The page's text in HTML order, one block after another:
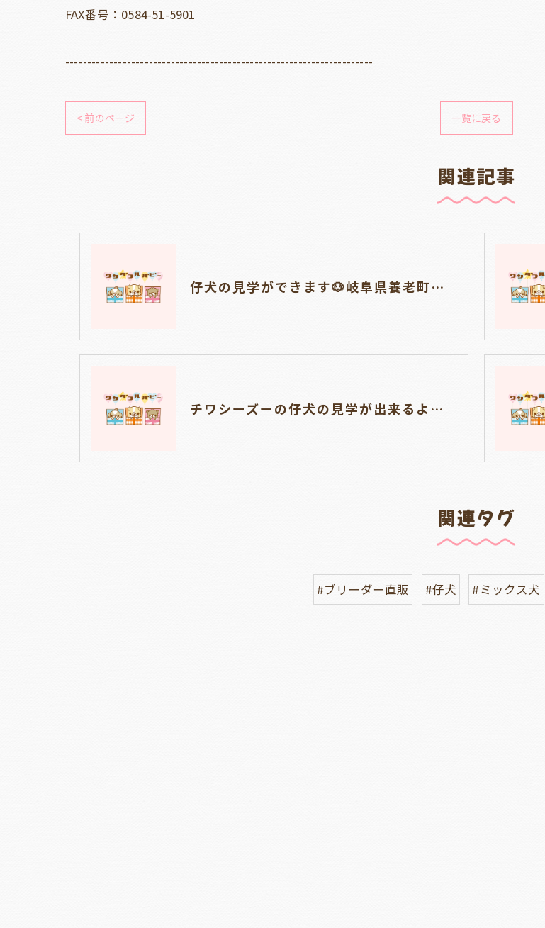
FAX番号：0584-51-5901
----------------------------------------------------------------------
< 前のページ 一覧に戻る
関連記事
仔犬の見学ができます🐶岐阜県養老町のブリーダー「ワンダフルパピー」です。
チワシーズーの仔犬の見学が出来るようになりました🐶岐阜県養老町のブリーダーワンダフルパピーです
関連タグ
#ブリーダー直販 #仔犬 #ミックス犬